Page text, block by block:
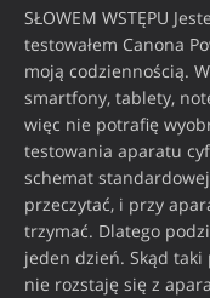
SŁOWEM WSTĘPU
testowałem Canona
moją codziennością.
smartfony, tablety,
więc nie potrafię
testowania aparatu
schemat
przeczytać, i przy
trzymać. Dlatego
jeden dzień. Skąd taki
nie rozstaję się z